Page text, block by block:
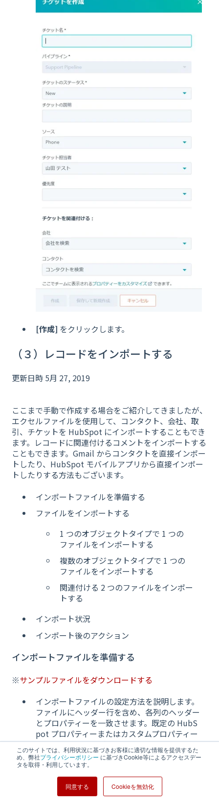
このサイトでは、利用状況に基づきお客様に適切な情報を提供するた
め、弊社プライバシーポリシー に基づきCookie等によるアクセスデー
タを取得・利用しています。
同意する Cookieを無効化
[作成] をクリックします。
（３）レコードをインポートする
更新日時 5月 27, 2019
ここまで手動で作成する場合をご紹介してきましたが、
エクセルファイルを使用して、コンタクト、会社、取
引、チケットを HubSpot にインポートすることもでき
ます。レコードに関連付けるコメントをインポートする
こともできます。Gmail からコンタクトを直接インポー
トしたり、HubSpot モバイルアプリから直接インポー
トしたりする方法もございます。
インポートファイルを準備する
ファイルをインポートする
1 つのオブジェクトタイプで 1 つの
ファイルをインポートする
複数のオブジェクトタイプで 1 つの
ファイルをインポートする
関連付ける 2 つのファイルをインポー
トする
インポート状況
インポート後のアクション
インポートファイルを準備する
※サンプルファイルをダウンロードする
インポートファイルの設定方法を説明します。
ファイルにヘッダー行を含め、各列のヘッダー
とプロパティーを一致させます。既定の HubS
pot プロパティーまたはカスタムプロパティー
の値を含めることができます。
既存のオブジェクトの新しい情報を含む CSV
をアップロードすると、 インポートした新しい